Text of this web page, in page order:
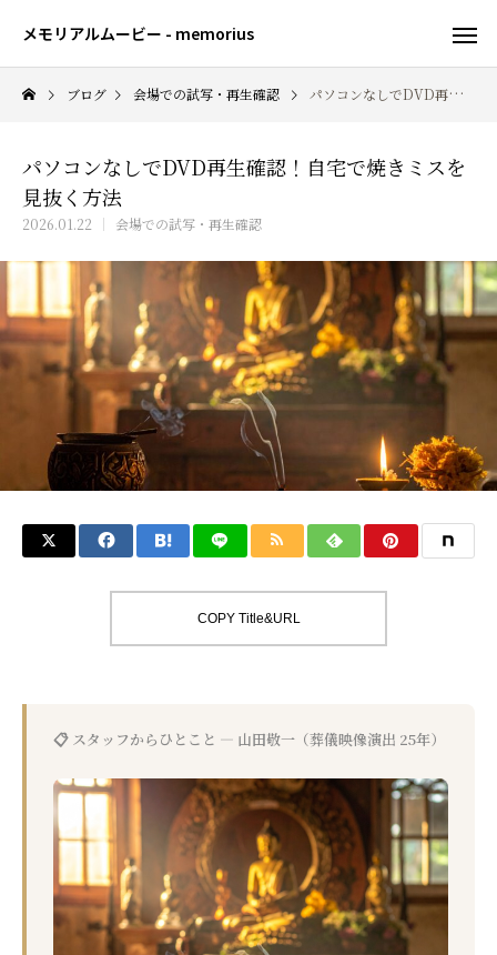
メモリアルムービー - memorius
ブログ 会場での試写・再生確認 パソコンなしでDVD再生確認！自宅で焼きミスを見抜く方法
パソコンなしでDVD再生確認！自宅で焼きミスを
見抜く方法
2026.01.22 会場での試写・再生確認
COPY Title&URL
📋 スタッフからひとこと — 山田敬一（葬儀映像演出 25年）